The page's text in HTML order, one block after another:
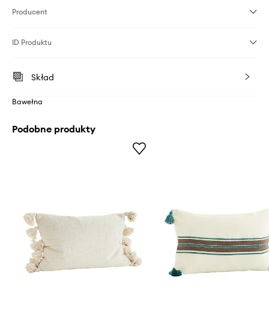
Producent
ID Produktu
Skład
Bawełna
Podobne produkty